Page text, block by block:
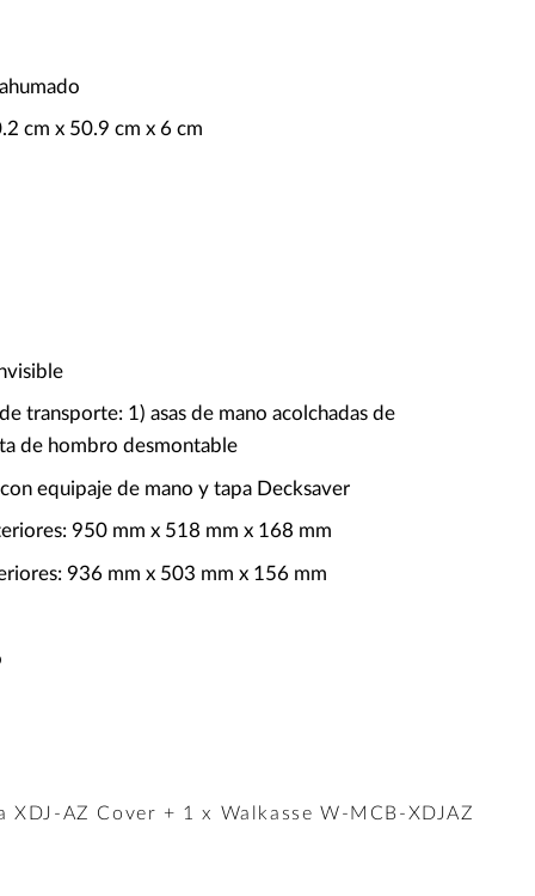
cm x 50.9 cm x 6 cm
transporte: 1) asas de mano acolchadas de
de hombro desmontable
equipaje de mano y tapa Decksaver
950 mm x 518 mm x 168 mm
936 mm x 503 mm x 156 mm
AZ Cover + 1 x Walkasse W-MCB-XDJAZ